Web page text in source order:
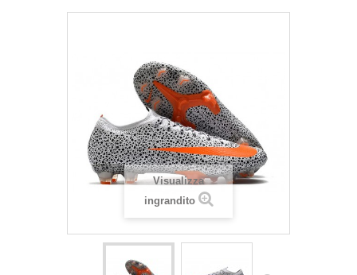
Visualizza
ingrandito